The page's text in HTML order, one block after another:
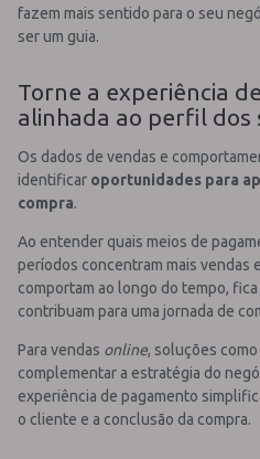
fazem mais sentido para o seu
ser um guia.
Torne a experiência
alinhada ao perfil dos
Os dados de vendas e
identificar oportunidades para
compra.
Ao entender quais meios de
períodos concentram mais vendas
comportam ao longo do tempo,
contribuam para uma jornada de
Para vendas online, soluções como
complementar a estratégia do
experiência de pagamento
o cliente e a conclusão da compra.